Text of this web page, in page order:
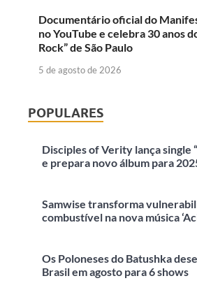
Documentário oficial do
no YouTube e celebra 30 anos
Rock” de São Paulo
5 de agosto de 2026
POPULARES
Disciples of Verity lança single
e prepara novo álbum para
Samwise transforma
combustível na nova música
Os Poloneses do Batushka
Brasil em agosto para 6 shows